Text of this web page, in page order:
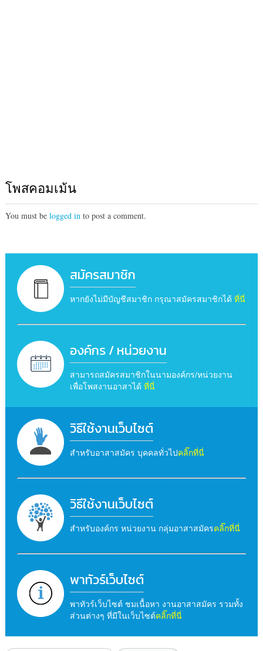
โพสคอมเม้น
You must be logged into post a comment.
สมัครสมาชิก
หากยังไม่มีบัญชีสมาชิก กรุณาสมัครสมาชิกได้ ที่นี่
องค์กร / หน่วยงาน
สามารถสมัครสมาชิกในนามองค์กร/หน่วยงาน
เพื่อโพสงานอาสาได้ ที่นี่
วิธีใช้งานเว็บไซต์
สำหรับอาสาสมัคร บุคคลทั่วไปคลิ๊กที่นี่
วิธีใช้งานเว็บไซต์
สำหรับองค์กร หน่วยงาน กลุ่มอาสาสมัครคลิ๊กที่นี่
พาทัวร์เว็บไซต์
พาทัวร์เว็บไซต์ ชมเนื้อหา งานอาสาสมัคร รวมทั้ง
ส่วนต่างๆ ที่มีในเว็บไซต์คลิ๊กที่นี่